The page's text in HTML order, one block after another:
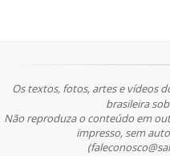
Os textos, fotos, artes e vídeos
brasileira
Não reproduza o conteúdo em
impresso, sem